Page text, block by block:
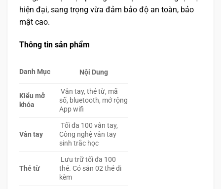
hiện đại, sang trọng vừa đảm bảo độ an toàn, bảo
mật cao.
Thông tin sản phẩm
Danh Mục Nội Dung
Kiểu mở
khóa
Vân tay, thẻ từ, mã
số, bluetooth, mở rộng
App wifi
Vân tay
Tối đa 100 vân tay,
Công nghệ vân tay
sinh trắc học
Thẻ từ
Lưu trữ tối đa 100
thẻ. Có sẵn 02 thẻ đi
kèm